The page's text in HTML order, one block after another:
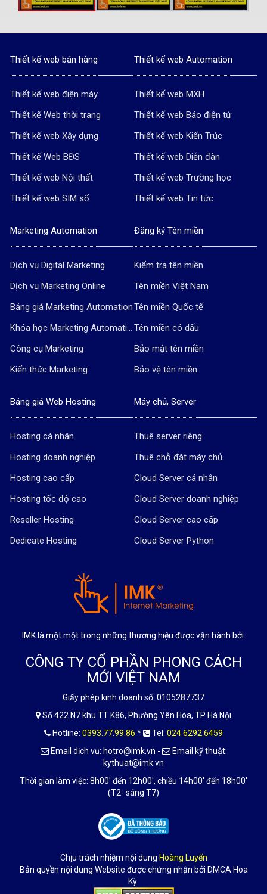
Thiết kế web bán hàng
Thiết kế web điện máy
Thiết kế Web thời trang
Thiết kế web Xây dựng
Thiết kế Web BĐS
Thiết kế web Nội thất
Thiết kế web SIM số
Thiết kế web Automation
Thiết kế web MXH
Thiết kế web Báo điện tử
Thiết kế web Kiến Trúc
Thiết kế web Diễn đàn
Thiết kế web Trường học
Thiết kế web Tin tức
Marketing Automation
Dịch vụ Digital Marketing
Dịch vụ Marketing Online
Bảng giá Marketing Automation
Khóa học Marketing Automation
Công cụ Marketing
Kiến thức Marketing
Đăng ký Tên miền
Kiểm tra tên miền
Tên miền Việt Nam
Tên miền Quốc tế
Tên miền có dấu
Bảo mật tên miền
Bảo vệ tên miền
Bảng giá Web Hosting
Hosting cá nhân
Hosting doanh nghiệp
Hosting cao cấp
Hosting tốc độ cao
Reseller Hosting
Dedicate Hosting
Máy chủ, Server
Thuê server riêng
Thuê chỗ đặt máy chủ
Cloud Server cá nhân
Cloud Server doanh nghiệp
Cloud Server cao cấp
Cloud Server Python
IMK là một một trong những thương hiệu được vận hành bởi:
CÔNG TY CỔ PHẦN PHONG CÁCH
MỚI VIỆT NAM
Giấy phép kinh doanh số: 0105287737
Số 422 N7 khu TT K86, Phường Yên Hòa, TP Hà Nội
Hotline: 0393.77.99.86 * Tel: 024.6292.6459
Email dịch vụ: hotro@imk.vn -
Email kỹ thuật:
kythuat@imk.vn
Thời gian làm việc: 8h00' đến 12h00', chiều 14h00' đến 18h00'
(T2- sáng T7)
Chịu trách nhiệm nội dung Hoàng Luyến
Bản quyền nội dung Website được chứng nhận bởi DMCA Hoa
Kỳ: